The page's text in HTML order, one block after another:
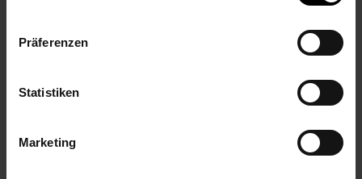
Präferenzen
Statistiken
Marketing
Ermittlung von Körpergewicht, Körperfett, Körperwasser,
Muskelanteil und Knochenmasse
Interpretation des Körperfetts in feingliedriger Aufteilung,
Artikel gehört zur Kategorie: